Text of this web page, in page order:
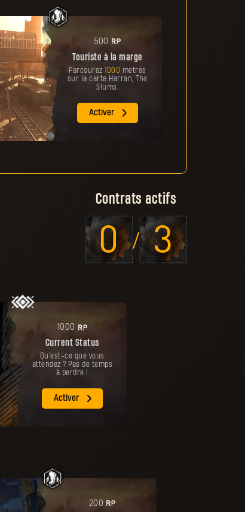
500 PR
Touriste à la marge
Parcourez1000 mètres
sur la carte Harran, The
Slums.
Activer
Contrats actifs
0 / 3
1000 PR
Current Status
Qu'est-ce que vous
attendez ? Pas de temps
à perdre !
Activer
200 PR